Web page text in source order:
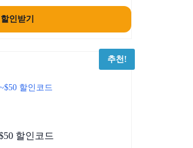
인받기
추천!
할인코드